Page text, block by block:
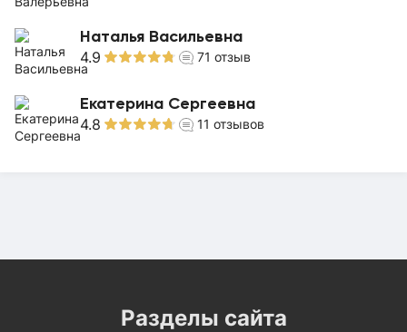
Наталья Васильевна
4.9 71 отзыв
Екатерина Сергеевна
4.8 11 отзывов
Разделы сайта